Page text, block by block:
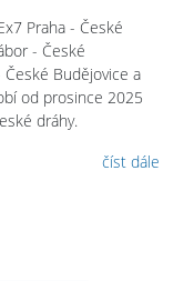
Praha - České
- České
Budějovice a
od prosince 2025
dráhy.
číst dále